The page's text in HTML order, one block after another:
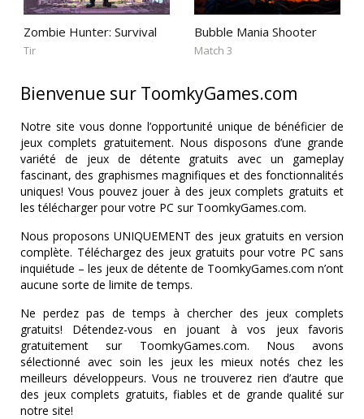
Zombie Hunter: Survival
Tir
Bubble Mania Shooter
Match 3
Bienvenue sur ToomkyGames.com
Notre site vous donne l’opportunité unique de bénéficier de
jeux complets gratuitement. Nous disposons d’une grande
variété de jeux de détente gratuits avec un gameplay
fascinant, des graphismes magnifiques et des fonctionnalités
uniques! Vous pouvez jouer à des jeux complets gratuits et
les télécharger pour votre PC sur ToomkyGames.com.
Nous proposons UNIQUEMENT des jeux gratuits en version
complète. Téléchargez des jeux gratuits pour votre PC sans
inquiétude – les jeux de détente de ToomkyGames.com n’ont
aucune sorte de limite de temps.
Ne perdez pas de temps à chercher des jeux complets
gratuits! Détendez-vous en jouant à vos jeux favoris
gratuitement sur ToomkyGames.com. Nous avons
sélectionné avec soin les jeux les mieux notés chez les
meilleurs développeurs. Vous ne trouverez rien d’autre que
des jeux complets gratuits, fiables et de grande qualité sur
notre site!